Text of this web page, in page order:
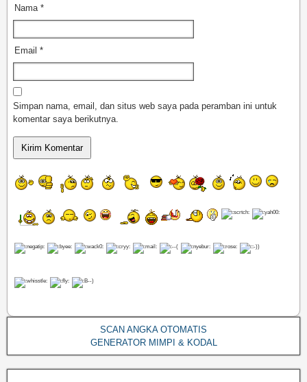
Nama *
Email *
Simpan nama, email, dan situs web saya pada peramban ini untuk
komentar saya berikutnya.
SCAN ANGKA OTOMATIS
GENERATOR MIMPI & KODAL